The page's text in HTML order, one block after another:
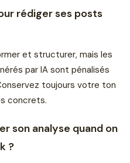
rédiger ses posts
et structurer, mais les
par IA sont pénalisés
toujours votre ton
concrets.
son analyse quand on
?